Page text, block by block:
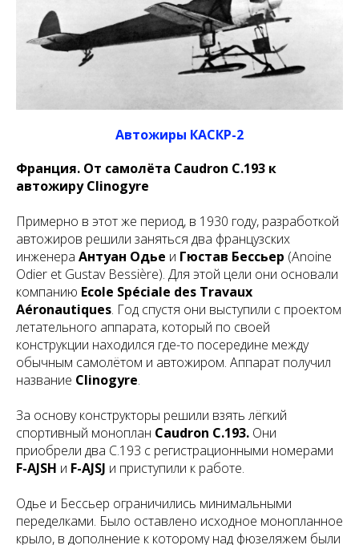
Автожиры КАСКР-2
Франция. От самолёта Caudron C.193 к
автожиру Clinogyre
Примерно в этот же период, в 1930 году, разработкой
автожиров решили заняться два французских
инженера Антуан Одье и Гюстав Бессьер (Anoine
Odier et Gustav Bessière). Для этой цели они основали
компанию Ecole Spéciale des Travaux
Aéronautiques. Год спустя они выступили с проектом
летательного аппарата, который по своей
конструкции находился где-то посередине между
обычным самолётом и автожиром. Аппарат получил
название Clinogyre.
За основу конструкторы решили взять лёгкий
спортивный моноплан Caudron C.193. Они
приобрели два C.193 с регистрационными номерами
F-AJSH и F-AJSJ и приступили к работе.
Одье и Бессьер ограничились минимальными
переделками. Было оставлено исходное монопланное
крыло, в дополнение к которому над фюзеляжем были